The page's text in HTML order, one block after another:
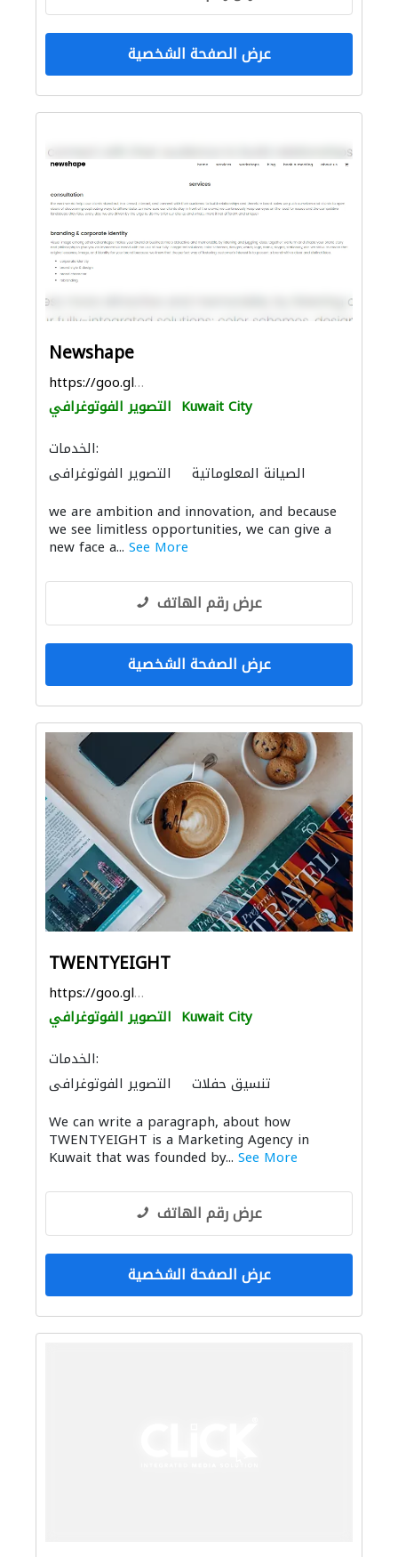
عرض الصفحة الشخصية
Newshape
https://goo.gl/maps/i1vn1avM7nf7erbU9
التصوير الفوتوغرافي Kuwait City
الخدمات:
التصوير الفوتوغرافي
الصيانة المعلوماتية
we are ambition and innovation, and because
we see limitless opportunities, we can give a
new face a... See More
عرض رقم الهاتف
عرض الصفحة الشخصية
TWENTYEIGHT
https://goo.gl/maps/Y4kan49vVcDqMyTJA
التصوير الفوتوغرافي Kuwait City
الخدمات:
التصوير الفوتوغرافي
تنسيق حفلات
We can write a paragraph, about how
TWENTYEIGHT is a Marketing Agency in
Kuwait that was founded by... See More
عرض رقم الهاتف
عرض الصفحة الشخصية